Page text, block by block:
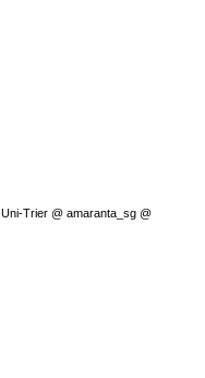
Uni-Trier @ amaranta_sg @